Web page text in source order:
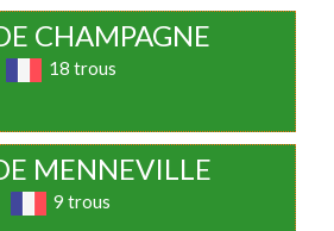
CHAMPAGNE
18 trous
MENNEVILLE
9 trous